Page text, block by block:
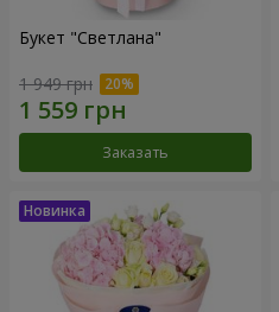
Букет "Светлана"
1 949 грн
Заказать